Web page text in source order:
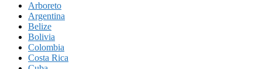
Arboreto
Argentina
Belize
Bolivia
Colombia
Costa Rica